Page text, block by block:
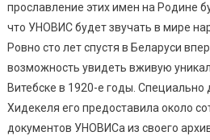
прославление этих имен на Родине
что УНОВИС будет звучать в мире
Ровно сто лет спустя в Беларуси
возможность увидеть вживую
Витебске в 1920-е годы. Специально
Хидекеля его предоставила около
документов УНОВИСа из своего